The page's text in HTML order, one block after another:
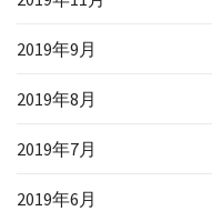
2019年9月
2019年8月
2019年7月
2019年6月